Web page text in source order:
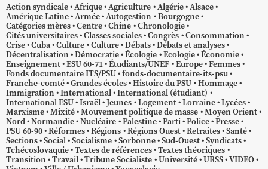
Action syndicale Afrique Agriculture Algérie Alsace
Amérique Latine Armée Autogestion
Bourgogne
Catégories mères Centre Chine Chronologie
Cités universitaires Classes sociales Congrès Consommation
Crise Cuba Culture Culture Débats Débats et analyses
Décentralisation Démocratie Écologie Ecologie Économie
Enseignement ESU 60-71 Étudiants/UNEF Europe Femmes
Fonds documentaire ITS/PSU fonds-documentaire-its-psu
Franche-comté Grandes écoles Histoire du PSU Hommage
Immigration International International (étudiant)
International ESU Israël Jeunes Logement Lorraine Lycées
Marxisme Mixité Mouvement politique de masse Moyen Orient
Nord Normandie Nucléaire Palestine Parti Police Presse
PSU 60-90 Réformes Régions Régions Ouest Retraites Santé
Sections Social Socialisme Sorbonne Sud-Ouest Syndicats
Tchécoslovaquie Textes de références Textes théoriques
Transition Travail Tribune Socialiste Université URSS VIDEO